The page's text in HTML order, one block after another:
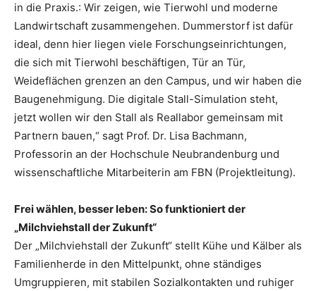
in die Praxis.: Wir zeigen, wie Tierwohl und moderne
Landwirtschaft zusammengehen. Dummerstorf ist dafür
ideal, denn hier liegen viele Forschungseinrichtungen,
die sich mit Tierwohl beschäftigen, Tür an Tür,
Weideflächen grenzen an den Campus, und wir haben die
Baugenehmigung. Die digitale Stall-Simulation steht,
jetzt wollen wir den Stall als Reallabor gemeinsam mit
Partnern bauen,“ sagt Prof. Dr. Lisa Bachmann,
Professorin an der Hochschule Neubrandenburg und
wissenschaftliche Mitarbeiterin am FBN (Projektleitung).
Frei wählen, besser leben: So funktioniert der
„Milchviehstall der Zukunft“
Der „Milchviehstall der Zukunft“ stellt Kühe und Kälber als
Familienherde in den Mittelpunkt, ohne ständiges
Umgruppieren, mit stabilen Sozialkontakten und ruhiger